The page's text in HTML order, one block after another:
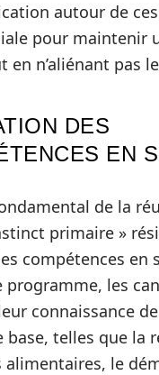
autour de
pour maintenir
en n’aliénant pas
DES
EN
de la
primaire »
compétences en
programme, les
connaissance
base, telles que la
alimentaires, le